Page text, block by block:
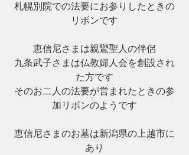
札幌別院での法要にお参りしたときの
リボンです
恵信尼さまは親鸞聖人の伴侶
九条武子さまは仏教婦人会を創設され
た方です
そのお二人の法要が営まれたときの参
加リボンのようです
恵信尼さまのお墓は新潟県の上越市に
あり